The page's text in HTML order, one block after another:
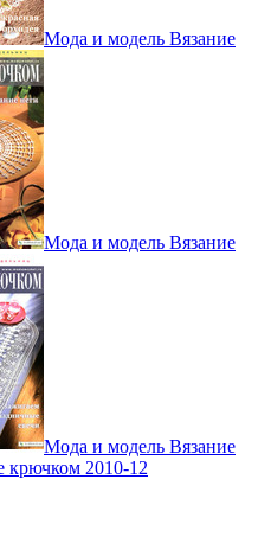
Мода и модель Вязание
Мода и модель Вязание
Мода и модель Вязание
крючком 2010-12